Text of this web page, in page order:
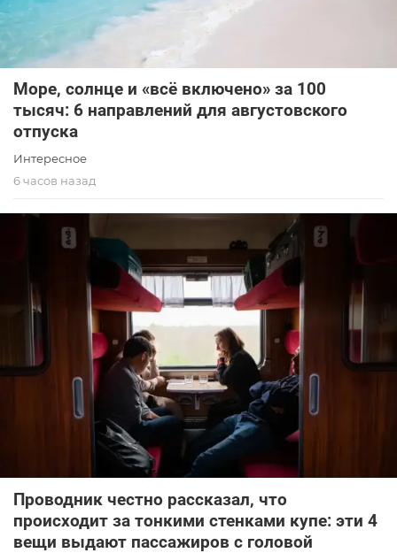
Море, солнце и «всё включено» за 100
тысяч: 6 направлений для августовского
отпуска
Интересное
6 часов назад
Проводник честно рассказал, что
происходит за тонкими стенками купе: эти 4
вещи выдают пассажиров с головой